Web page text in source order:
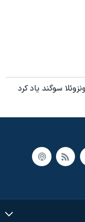
سوگند ياد کرد